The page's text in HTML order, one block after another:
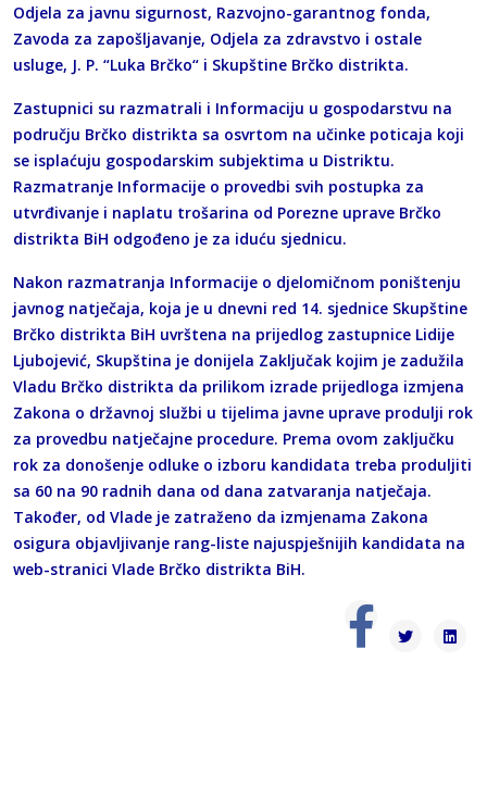
Odjela za javnu sigurnost, Razvojno-garantnog fonda,
Zavoda za zapošljavanje, Odjela za zdravstvo i ostale
usluge, J. P. “Luka Brčko“ i Skupštine Brčko distrikta.
Zastupnici su razmatrali i Informaciju u gospodarstvu na
području Brčko distrikta sa osvrtom na učinke poticaja koji
se isplaćuju gospodarskim subjektima u Distriktu.
Razmatranje Informacije o provedbi svih postupka za
utvrđivanje i naplatu trošarina od Porezne uprave Brčko
distrikta BiH odgođeno je za iduću sjednicu.
Nakon razmatranja Informacije o djelomičnom poništenju
javnog natječaja, koja je u dnevni red 14. sjednice Skupštine
Brčko distrikta BiH uvrštena na prijedlog zastupnice Lidije
Ljubojević, Skupština je donijela Zaključak kojim je zadužila
Vladu Brčko distrikta da prilikom izrade prijedloga izmjena
Zakona o državnoj službi u tijelima javne uprave produlji rok
za provedbu natječajne procedure. Prema ovom zaključku
rok za donošenje odluke o izboru kandidata treba produljiti
sa 60 na 90 radnih dana od dana zatvaranja natječaja.
Također, od Vlade je zatraženo da izmjenama Zakona
osigura objavljivanje rang-liste najuspješnijih kandidata na
web-stranici Vlade Brčko distrikta BiH.